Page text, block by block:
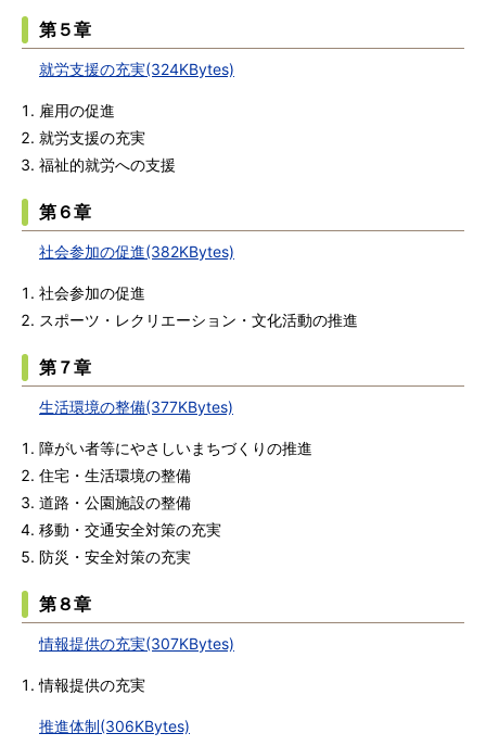
第５章
就労支援の充実(324KBytes)
雇用の促進
就労支援の充実
福祉的就労への支援
第６章
社会参加の促進(382KBytes)
社会参加の促進
スポーツ・レクリエーション・文化活動の推進
第７章
生活環境の整備(377KBytes)
障がい者等にやさしいまちづくりの推進
住宅・生活環境の整備
道路・公園施設の整備
移動・交通安全対策の充実
防災・安全対策の充実
第８章
情報提供の充実(307KBytes)
情報提供の充実
推進体制(306KBytes)